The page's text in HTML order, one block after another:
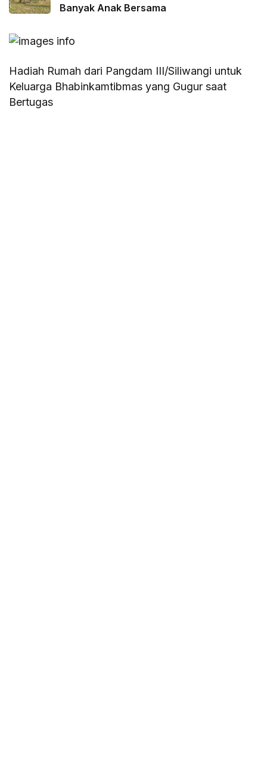
Banyak Anak Bersama
Hadiah Rumah dari Pangdam III/Siliwangi untuk
Keluarga Bhabinkamtibmas yang Gugur saat
Bertugas